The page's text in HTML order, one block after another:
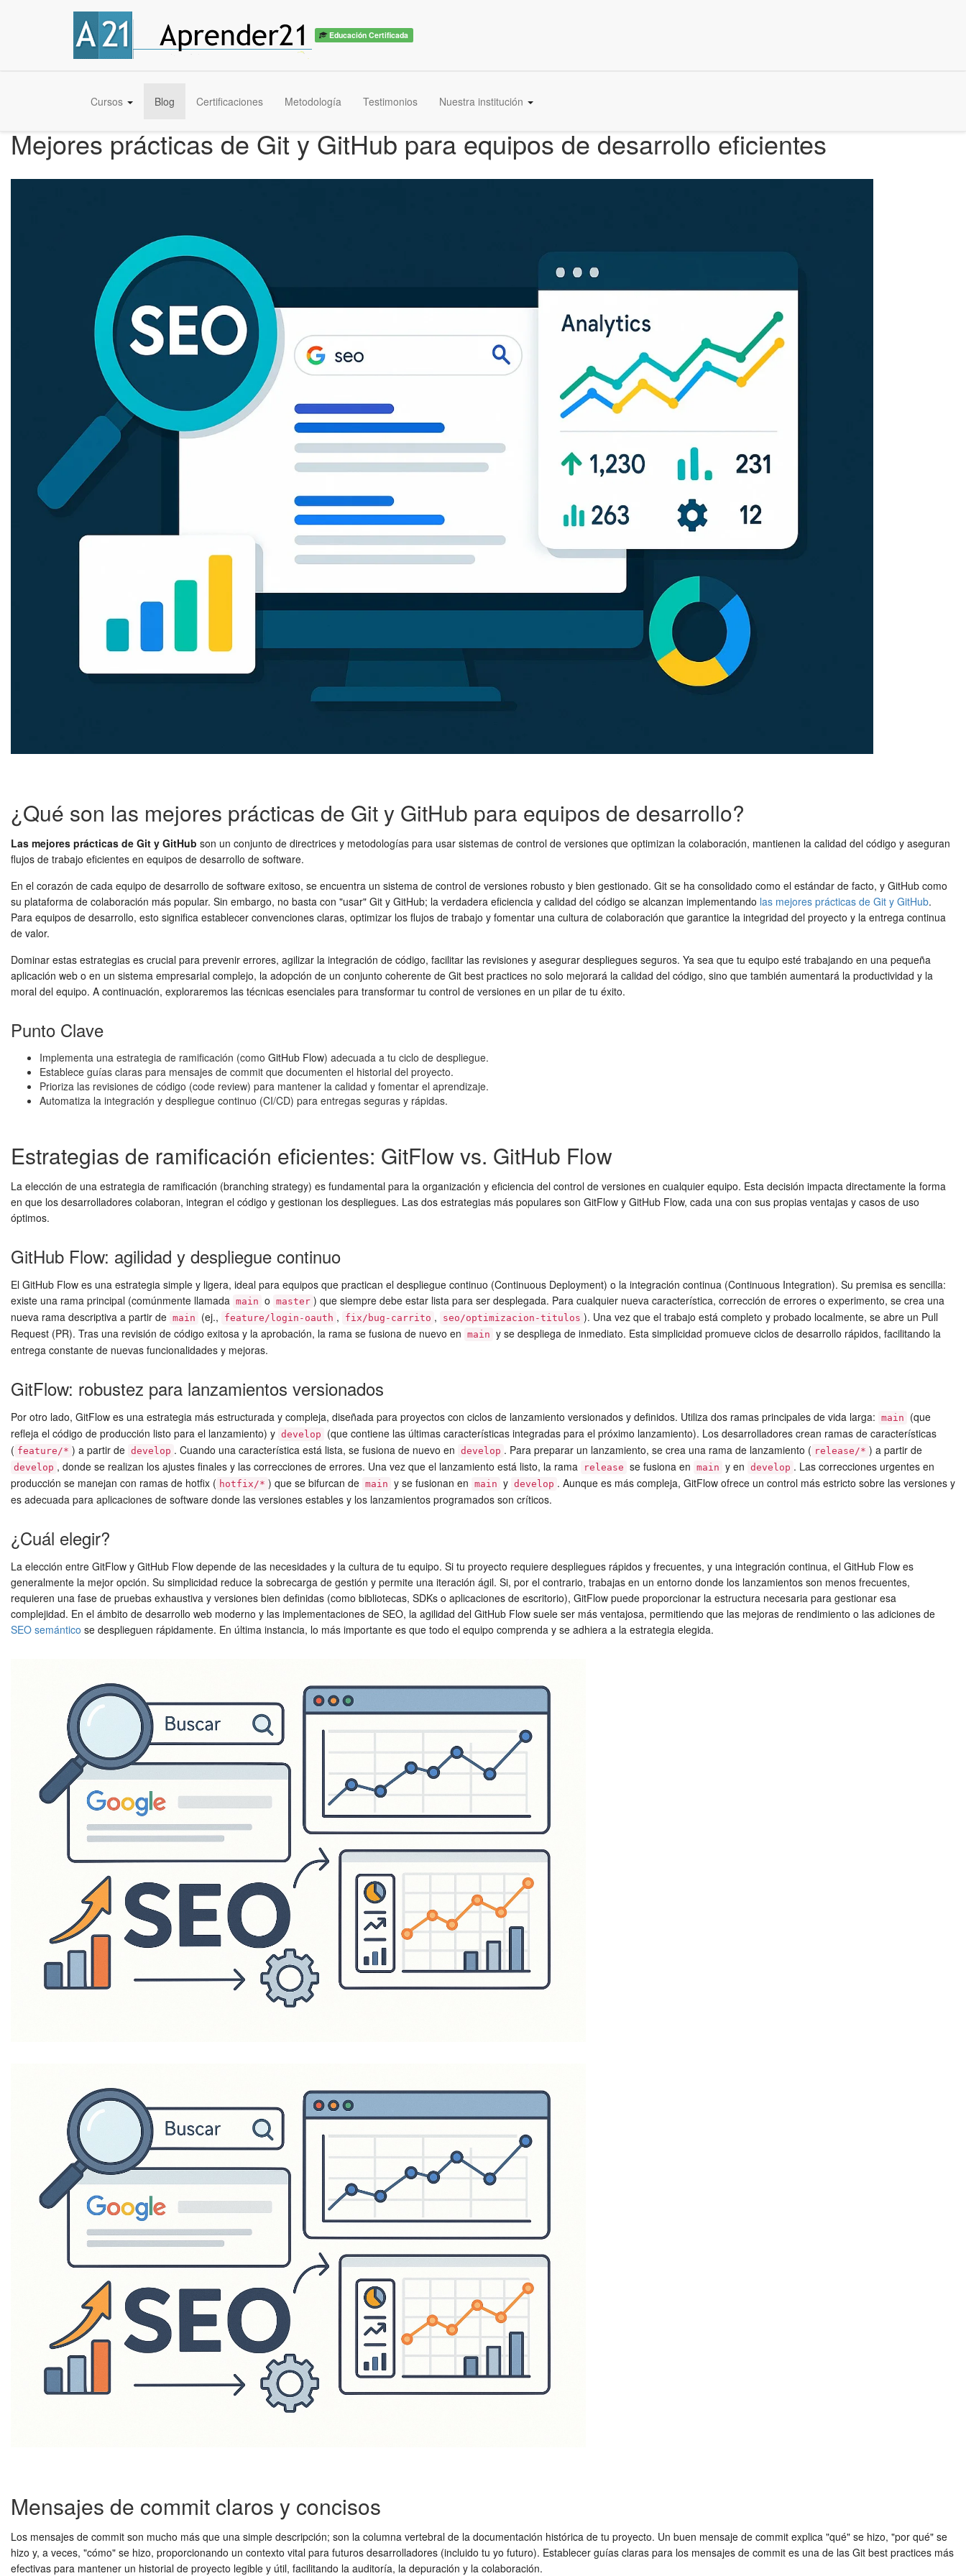
Educación Certificada
Cursos Blog Certificaciones Metodología Testimonios Nuestra institución
Mejores prácticas de Git y GitHub para equipos de desarrollo eficientes
¿Qué son las mejores prácticas de Git y GitHub para equipos de desarrollo?
Las mejores prácticas de Git y GitHub son un conjunto de directrices y metodologías para usar sistemas de control de versiones que optimizan la colaboración, mantienen la calidad del código y aseguran
flujos de trabajo eficientes en equipos de desarrollo de software.
En el corazón de cada equipo de desarrollo de software exitoso, se encuentra un sistema de control de versiones robusto y bien gestionado. Git se ha consolidado como el estándar de facto, y GitHub como
su plataforma de colaboración más popular. Sin embargo, no basta con "usar" Git y GitHub; la verdadera eficiencia y calidad del código se alcanzan implementando las mejores prácticas de Git y GitHub.
Para equipos de desarrollo, esto significa establecer convenciones claras, optimizar los flujos de trabajo y fomentar una cultura de colaboración que garantice la integridad del proyecto y la entrega continua
de valor.
Dominar estas estrategias es crucial para prevenir errores, agilizar la integración de código, facilitar las revisiones y asegurar despliegues seguros. Ya sea que tu equipo esté trabajando en una pequeña
aplicación web o en un sistema empresarial complejo, la adopción de un conjunto coherente de Git best practices no solo mejorará la calidad del código, sino que también aumentará la productividad y la
moral del equipo. A continuación, exploraremos las técnicas esenciales para transformar tu control de versiones en un pilar de tu éxito.
Punto Clave
Implementa una estrategia de ramificación (como GitHub Flow) adecuada a tu ciclo de despliegue.
Establece guías claras para mensajes de commit que documenten el historial del proyecto.
Prioriza las revisiones de código (code review) para mantener la calidad y fomentar el aprendizaje.
Automatiza la integración y despliegue continuo (CI/CD) para entregas seguras y rápidas.
Estrategias de ramificación eficientes: GitFlow vs. GitHub Flow
La elección de una estrategia de ramificación (branching strategy) es fundamental para la organización y eficiencia del control de versiones en cualquier equipo. Esta decisión impacta directamente la forma
en que los desarrolladores colaboran, integran el código y gestionan los despliegues. Las dos estrategias más populares son GitFlow y GitHub Flow, cada una con sus propias ventajas y casos de uso
óptimos.
GitHub Flow: agilidad y despliegue continuo
El GitHub Flow es una estrategia simple y ligera, ideal para equipos que practican el despliegue continuo (Continuous Deployment) o la integración continua (Continuous Integration). Su premisa es sencilla:
existe una rama principal (comúnmente llamada main o master ) que siempre debe estar lista para ser desplegada. Para cualquier nueva característica, corrección de errores o experimento, se crea una
nueva rama descriptiva a partir de main (ej., feature/login-oauth , fix/bug-carrito , seo/optimizacion-titulos ). Una vez que el trabajo está completo y probado localmente, se abre un Pull
Request (PR). Tras una revisión de código exitosa y la aprobación, la rama se fusiona de nuevo en main y se despliega de inmediato. Esta simplicidad promueve ciclos de desarrollo rápidos, facilitando la
entrega constante de nuevas funcionalidades y mejoras.
GitFlow: robustez para lanzamientos versionados
Por otro lado, GitFlow es una estrategia más estructurada y compleja, diseñada para proyectos con ciclos de lanzamiento versionados y definidos. Utiliza dos ramas principales de vida larga: main
(que
refleja el código de producción listo para el lanzamiento) y develop
(que contiene las últimas características integradas para el próximo lanzamiento). Los desarrolladores crean ramas de características
( feature/* ) a partir de develop . Cuando una característica está lista, se fusiona de nuevo en develop . Para preparar un lanzamiento, se crea una rama de lanzamiento ( release/* ) a partir de
develop , donde se realizan los ajustes finales y las correcciones de errores. Una vez que el lanzamiento está listo, la rama release se fusiona en main y en develop . Las correcciones urgentes en
producción se manejan con ramas de hotfix ( hotfix/* ) que se bifurcan de main y se fusionan en main y develop . Aunque es más compleja, GitFlow ofrece un control más estricto sobre las versiones y
es adecuada para aplicaciones de software donde las versiones estables y los lanzamientos programados son críticos.
¿Cuál elegir?
La elección entre GitFlow y GitHub Flow depende de las necesidades y la cultura de tu equipo. Si tu proyecto requiere despliegues rápidos y frecuentes, y una integración continua, el GitHub Flow es
generalmente la mejor opción. Su simplicidad reduce la sobrecarga de gestión y permite una iteración ágil. Si, por el contrario, trabajas en un entorno donde los lanzamientos son menos frecuentes,
requieren una fase de pruebas exhaustiva y versiones bien definidas (como bibliotecas, SDKs o aplicaciones de escritorio), GitFlow puede proporcionar la estructura necesaria para gestionar esa
complejidad. En el ámbito de desarrollo web moderno y las implementaciones de SEO, la agilidad del GitHub Flow suele ser más ventajosa, permitiendo que las mejoras de rendimiento o las adiciones de
SEO semántico se desplieguen rápidamente. En última instancia, lo más importante es que todo el equipo comprenda y se adhiera a la estrategia elegida.
Mensajes de commit claros y concisos
Los mensajes de commit son mucho más que una simple descripción; son la columna vertebral de la documentación histórica de tu proyecto. Un buen mensaje de commit explica "qué" se hizo, "por qué" se
hizo y, a veces, "cómo" se hizo, proporcionando un contexto vital para futuros desarrolladores (incluido tu yo futuro). Establecer guías claras para los mensajes de commit es una de las Git best practices más
efectivas para mantener un historial de proyecto legible y útil, facilitando la auditoría, la depuración y la colaboración.